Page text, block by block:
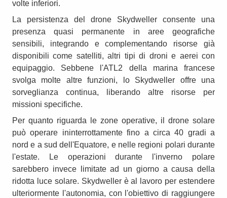
volte inferiori.
La persistenza del drone Skydweller consente una
presenza quasi permanente in aree geografiche
sensibili, integrando e complementando risorse già
disponibili come satelliti, altri tipi di droni e aerei con
equipaggio. Sebbene l'ATL2 della marina francese
svolga molte altre funzioni, lo Skydweller offre una
sorveglianza continua, liberando altre risorse per
missioni specifiche.
Per quanto riguarda le zone operative, il drone solare
può operare ininterrottamente fino a circa 40 gradi a
nord e a sud dell'Equatore, e nelle regioni polari durante
l'estate. Le operazioni durante l'inverno polare
sarebbero invece limitate ad un giorno a causa della
ridotta luce solare. Skydweller è al lavoro per estendere
ulteriormente l'autonomia, con l'obiettivo di raggiungere